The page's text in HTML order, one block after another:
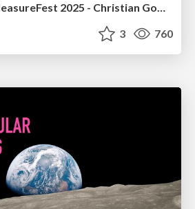
brightonSEO & MeasureFest 2025 - Christian Goodrich - Winning strategies for Black Friday CRO & PPC
3 760